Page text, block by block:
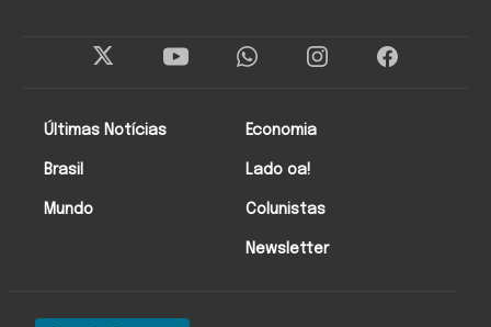
Últimas Notícias
Brasil
Mundo
Economia
Lado oa!
Colunistas
Newsletter